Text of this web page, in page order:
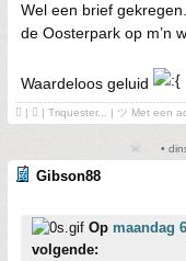
Wel een brief
de Oosterpark op m’n
Waardeloos geluid
 | ❤ | Triquester... | ツ Met een
•
Gibson88
Op maandag
volgende: